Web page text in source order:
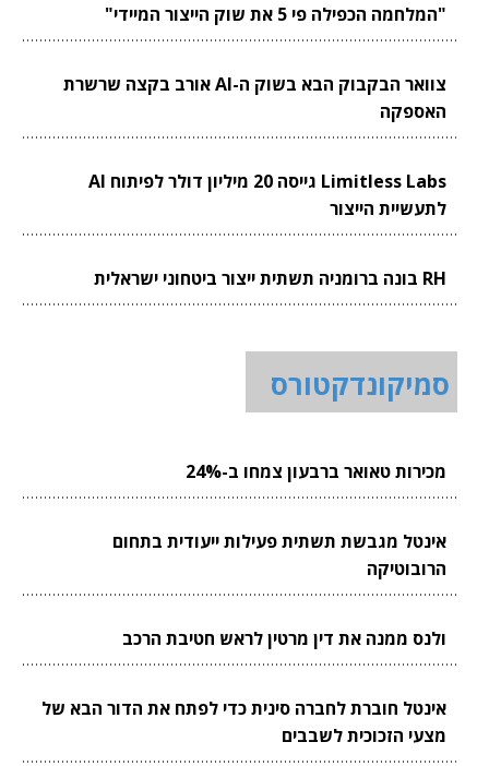
"המלחמה הכפילה פי 5 את שוק הייצור המיידי"
צוואר הבקבוק הבא בשוק ה-AI אורב בקצה שרשרת
האספקה
Limitless Labs גייסה 20 מיליון דולר לפיתוח AI
לתעשיית הייצור
RH בונה ברומניה תשתית ייצור ביטחוני ישראלית
סמיקונדקטורס
מכירות טאואר ברבעון צמחו ב-24%
אינטל מגבשת תשתית פעילות ייעודית בתחום
הרובוטיקה
ולנס ממנה את דין מרטין לראש חטיבת הרכב
אינטל חוברת לחברה סינית כדי לפתח את הדור הבא של
מצעי הזכוכית לשבבים